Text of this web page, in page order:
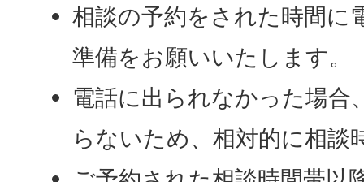
相談の予約をされた時間に
準備をお願いいたします。
電話に出られなかった場合
らないため、相対的に相談